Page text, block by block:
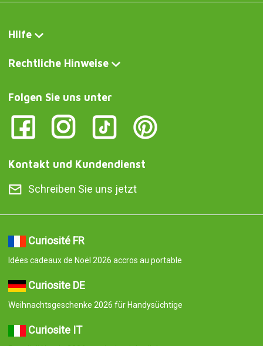
Hilfe
Rechtliche Hinweise
Folgen Sie uns unter
Kontakt und Kundendienst
Schreiben Sie uns jetzt
Curiosité FR
Idées cadeaux de Noël 2026 accros au portable
Curiosite DE
Weihnachtsgeschenke 2026 für Handysüchtige
Curiosite IT